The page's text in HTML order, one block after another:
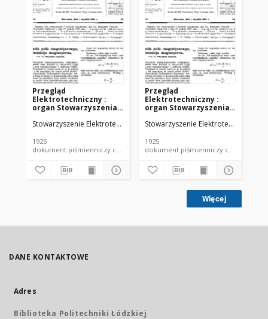
Przegląd
Elektrotechniczny :
organ Stowarzyszenia
Polskich R. VII z. 22
Stowarzyszenie Elektrotechników Polskich.
1925
dokument piśmienniczy czasopismo
Przegląd
Elektrotechniczny :
organ Stowarzyszenia
Polskich R. VII z. 23
Stowarzyszenie Elektrotechników
1925
dokument piśmienniczy czasopismo
Więcej
DANE KONTAKTOWE
Adres
Biblioteka Politechniki Łódzkiej